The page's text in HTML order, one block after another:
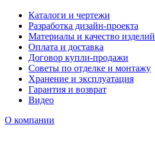
Каталоги и чертежи
Разработка дизайн-проекта
Материалы и качество изделий
Оплата и доставка
Договор купли-продажи
Советы по отделке и монтажу
Хранение и эксплуатация
Гарантия и возврат
Видео
О компании